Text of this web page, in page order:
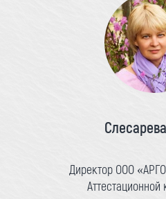
Директор ООО